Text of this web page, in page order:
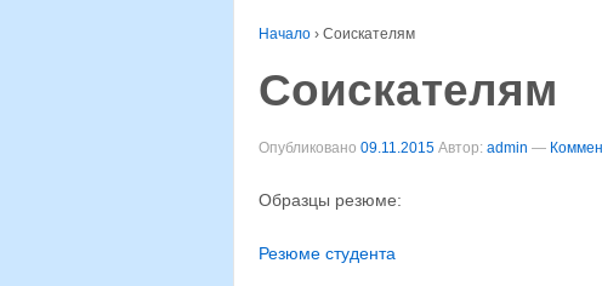
Начало › Соискателям
Соискателям
Опубликовано 09.11.2015 Автор: admin —
Образцы резюме:
Резюме студента